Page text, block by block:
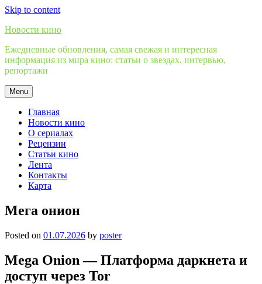
Skip to content
Новости кино
Ежедневные обновления, самая свежая и интересная
информация из мира кино: статьи о звездах, интервью,
репортажи
Menu
Главная
Новости кино
О сериалах
Рецензии
Статьи кино
Лента
Контакты
Карта
Мега онион
Posted on 01.07.2026 by poster
Mega Onion — Платформа даркнета и
доступ через Tor